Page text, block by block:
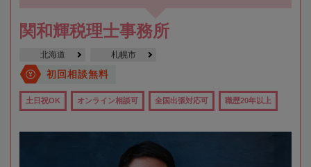
関和輝税理士事務所
北海道 札幌市
初回相談無料
土日祝OK オンライン相談可 全国出張対応可 職歴20年以上